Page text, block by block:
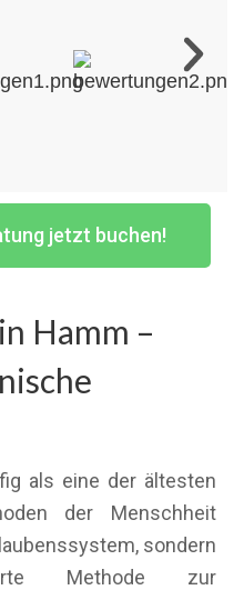
jetzt buchen!
Hamm –
als eine der ältesten
der Menschheit
sondern
Methode zur